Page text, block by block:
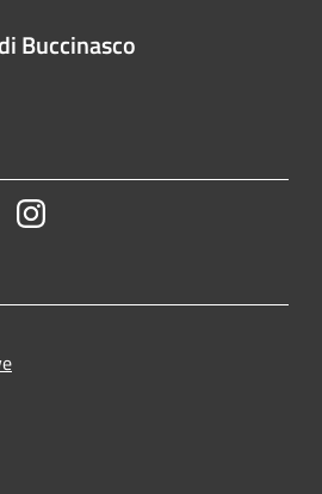
Buccinasco
Instagram